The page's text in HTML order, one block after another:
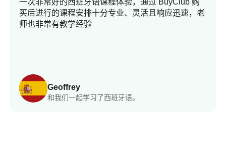
Geoffrey
和我们一起学习了西班牙语。
一次非常好的西班牙语课程体验，通过 BuyClub 购
买后进行的课程安排十分专业、灵活且响应迅速，老
师也非常有教学经验